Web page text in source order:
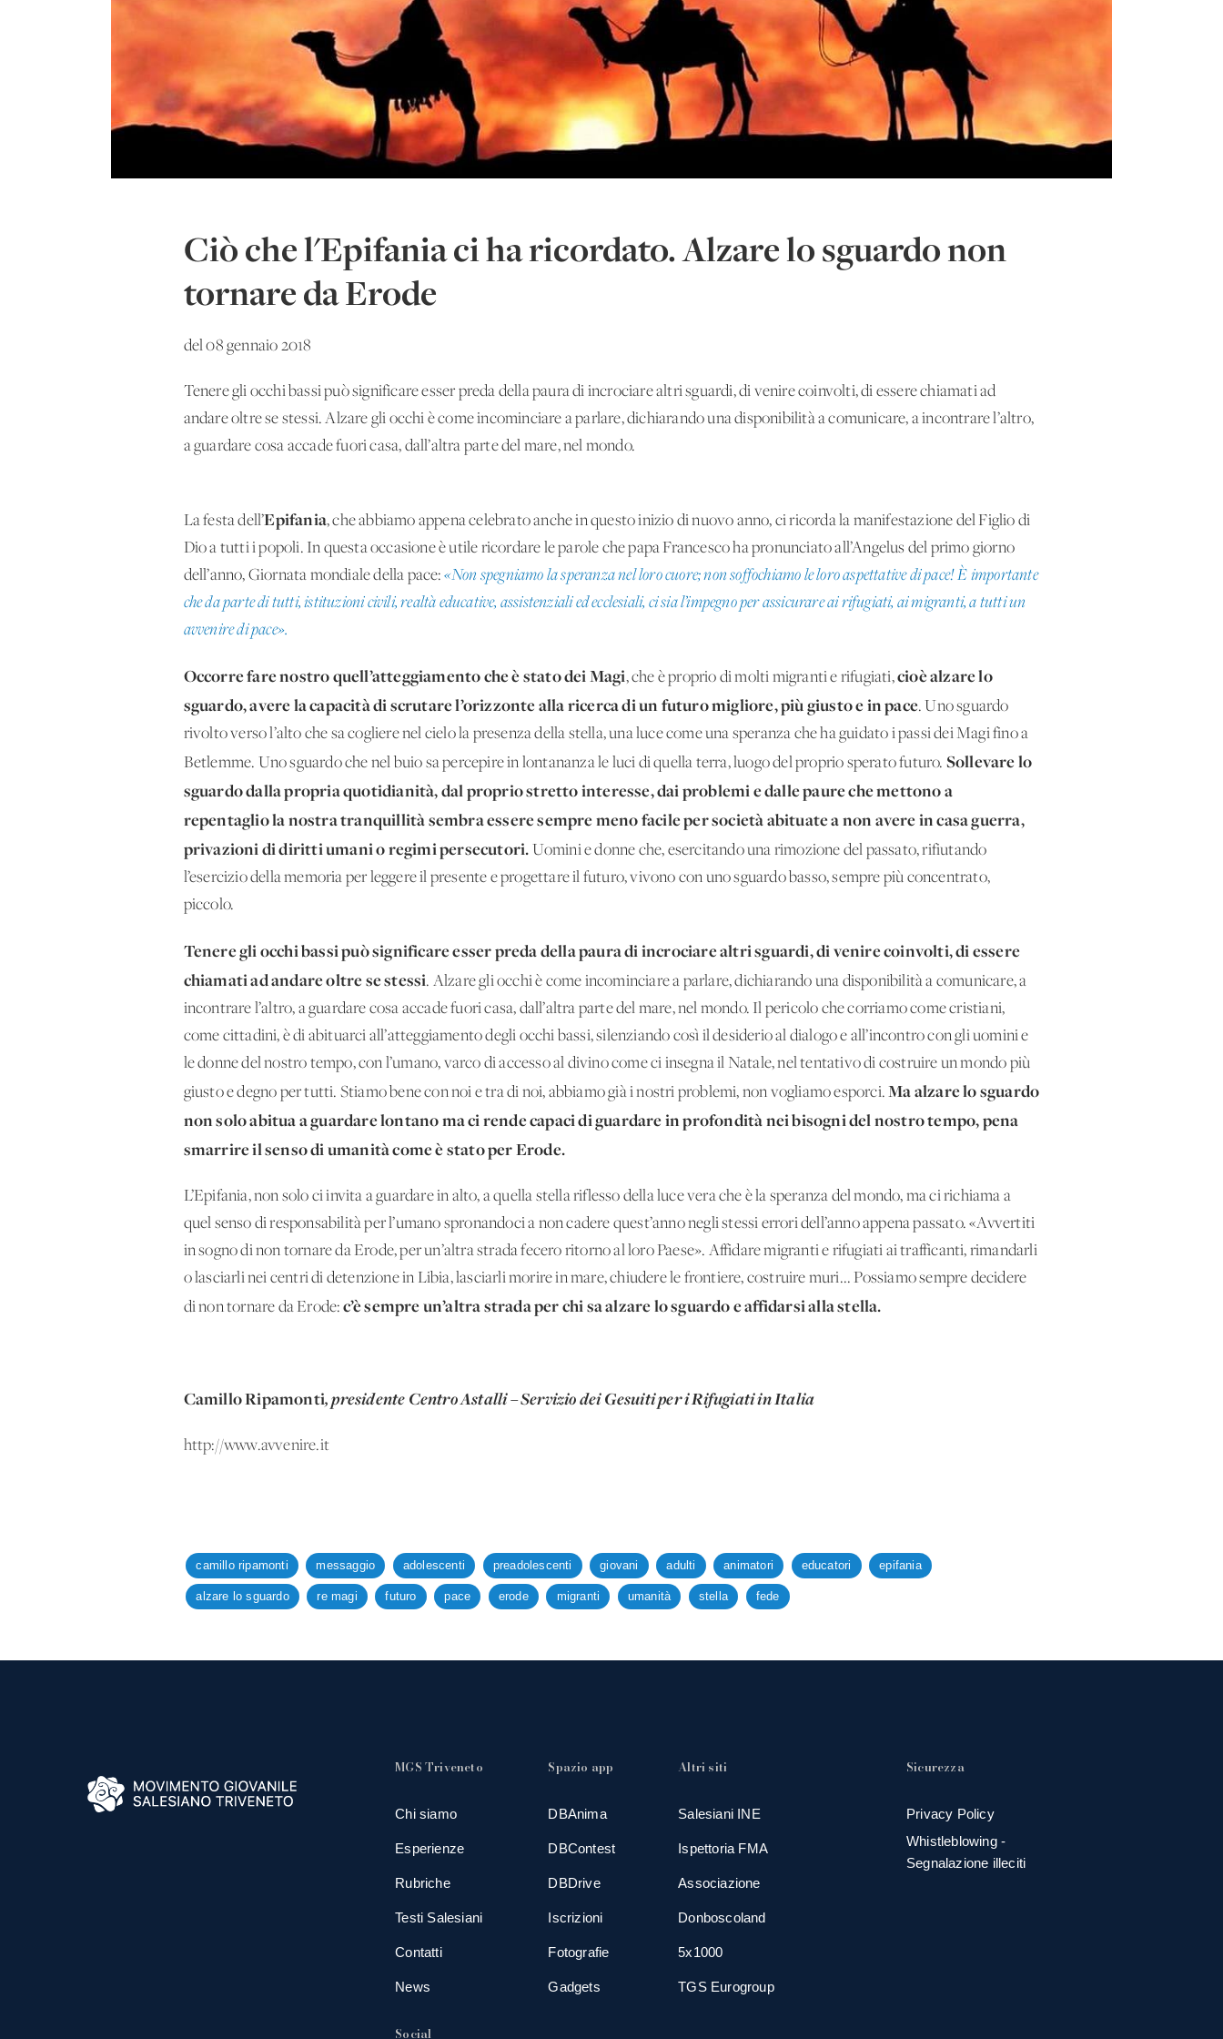
Ciò che l'Epifania ci ha ricordato. Alzare lo sguardo non
tornare da Erode
del 08 gennaio 2018
Tenere gli occhi bassi può significare esser preda della paura di incrociare altri sguardi, di venire coinvolti, di essere chiamati ad
andare oltre se stessi. Alzare gli occhi è come incominciare a parlare, dichiarando una disponibilità a comunicare, a incontrare l’altro,
a guardare cosa accade fuori casa, dall’altra parte del mare, nel mondo.
La festa dell’Epifania, che abbiamo appena celebrato anche in questo inizio di nuovo anno, ci ricorda la manifestazione del Figlio di
Dio a tutti i popoli. In questa occasione è utile ricordare le parole che papa Francesco ha pronunciato all’Angelus del primo giorno
dell’anno, Giornata mondiale della pace: «Non spegniamo la speranza nel loro cuore; non soffochiamo le loro aspettative di pace! È importante
che da parte di tutti, istituzioni civili, realtà educative, assistenziali ed ecclesiali, ci sia l’impegno per assicurare ai rifugiati, ai migranti, a tutti un
avvenire di pace».
Occorre fare nostro quell’atteggiamento che è stato dei Magi, che è proprio di molti migranti e rifugiati,cioè alzare lo
sguardo, avere la capacità di scrutare l’orizzonte alla ricerca di un futuro migliore, più giusto e in pace. Uno sguardo
rivolto verso l’alto che sa cogliere nel cielo la presenza della stella, una luce come una speranza che ha guidato i passi dei Magi fino a
Betlemme. Uno sguardo che nel buio sa percepire in lontananza le luci di quella terra, luogo del proprio sperato futuro. Sollevare lo
sguardo dalla propria quotidianità, dal proprio stretto interesse, dai problemi e dalle paure che mettono a
repentaglio la nostra tranquillità sembra essere sempre meno facile per società abituate a non avere in casa guerra,
privazioni di diritti umani o regimi persecutori. Uomini e donne che, esercitando una rimozione del passato, rifiutando
l’esercizio della memoria per leggere il presente e progettare il futuro, vivono con uno sguardo basso, sempre più concentrato,
piccolo.
Tenere gli occhi bassi può significare esser preda della paura di incrociare altri sguardi, di venire coinvolti, di essere
chiamati ad andare oltre se stessi. Alzare gli occhi è come incominciare a parlare, dichiarando una disponibilità a comunicare, a
incontrare l’altro, a guardare cosa accade fuori casa, dall’altra parte del mare, nel mondo. Il pericolo che corriamo come cristiani,
come cittadini, è di abituarci all’atteggiamento degli occhi bassi, silenziando così il desiderio al dialogo e all’incontro con gli uomini e
le donne del nostro tempo, con l’umano, varco di accesso al divino come ci insegna il Natale, nel tentativo di costruire un mondo più
giusto e degno per tutti. Stiamo bene con noi e tra di noi, abbiamo già i nostri problemi, non vogliamo esporci.Ma alzare lo sguardo
non solo abitua a guardare lontano ma ci rende capaci di guardare in profondità nei bisogni del nostro tempo, pena
smarrire il senso di umanità come è stato per Erode.
L’Epifania, non solo ci invita a guardare in alto, a quella stella riflesso della luce vera che è la speranza del mondo, ma ci richiama a
quel senso di responsabilità per l’umano spronandoci a non cadere quest’anno negli stessi errori dell’anno appena passato. «Avvertiti
in sogno di non tornare da Erode, per un’altra strada fecero ritorno al loro Paese». Affidare migranti e rifugiati ai trafficanti, rimandarli
o lasciarli nei centri di detenzione in Libia, lasciarli morire in mare, chiudere le frontiere, costruire muri... Possiamo sempre decidere
di non tornare da Erode: c’è sempre un’altra strada per chi sa alzare lo sguardo e affidarsi alla stella.
Camillo Ripamonti, presidente Centro Astalli – Servizio dei Gesuiti per i Rifugiati in Italia
http://www.avvenire.it
camillo ripamonti messaggio adolescenti preadolescenti giovani adulti animatori educatori epifania
alzare lo sguardo re magi futuro pace erode migranti umanità stella fede
MGS Triveneto
Chi siamo
Esperienze
Rubriche
Testi Salesiani
Contatti
News
Social
Spazio app
DBAnima
DBContest
DBDrive
Iscrizioni
Fotografie
Gadgets
Altri siti
Salesiani INE
Ispettoria FMA
Associazione
Donboscoland
5x1000
TGS Eurogroup
Sicurezza
Privacy Policy
Whistleblowing -
Segnalazione illeciti